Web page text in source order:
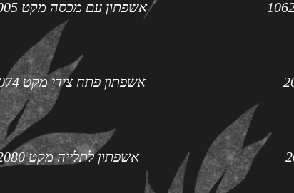
אשפתון עם מכסה מקט 1005
אשפתון פתח צידי מקט 2074
אשפתון לתלייה מקט 2080